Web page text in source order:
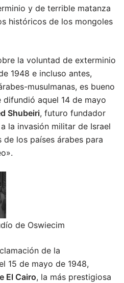
y de terrible matanza
históricos de los mongoles
la voluntad de exterminio
1948 e incluso antes,
musulmanas, es bueno
aquel 14 de mayo
Shubeiri, futuro fundador
la invasión militar de Israel
los países árabes para
de Oswiecim
de la
15 de mayo de 1948,
El Cairo, la más prestigiosa